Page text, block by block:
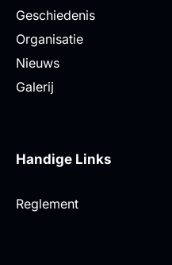
Geschiedenis
Organisatie
Nieuws
Galerij
Handige Links
Reglement